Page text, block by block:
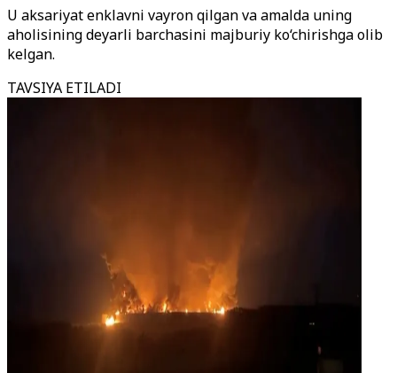
U aksariyat enklavni vayron qilgan va amalda uning
aholisining deyarli barchasini majburiy ko‘chirishga olib
kelgan.
TAVSIYA ETILADI